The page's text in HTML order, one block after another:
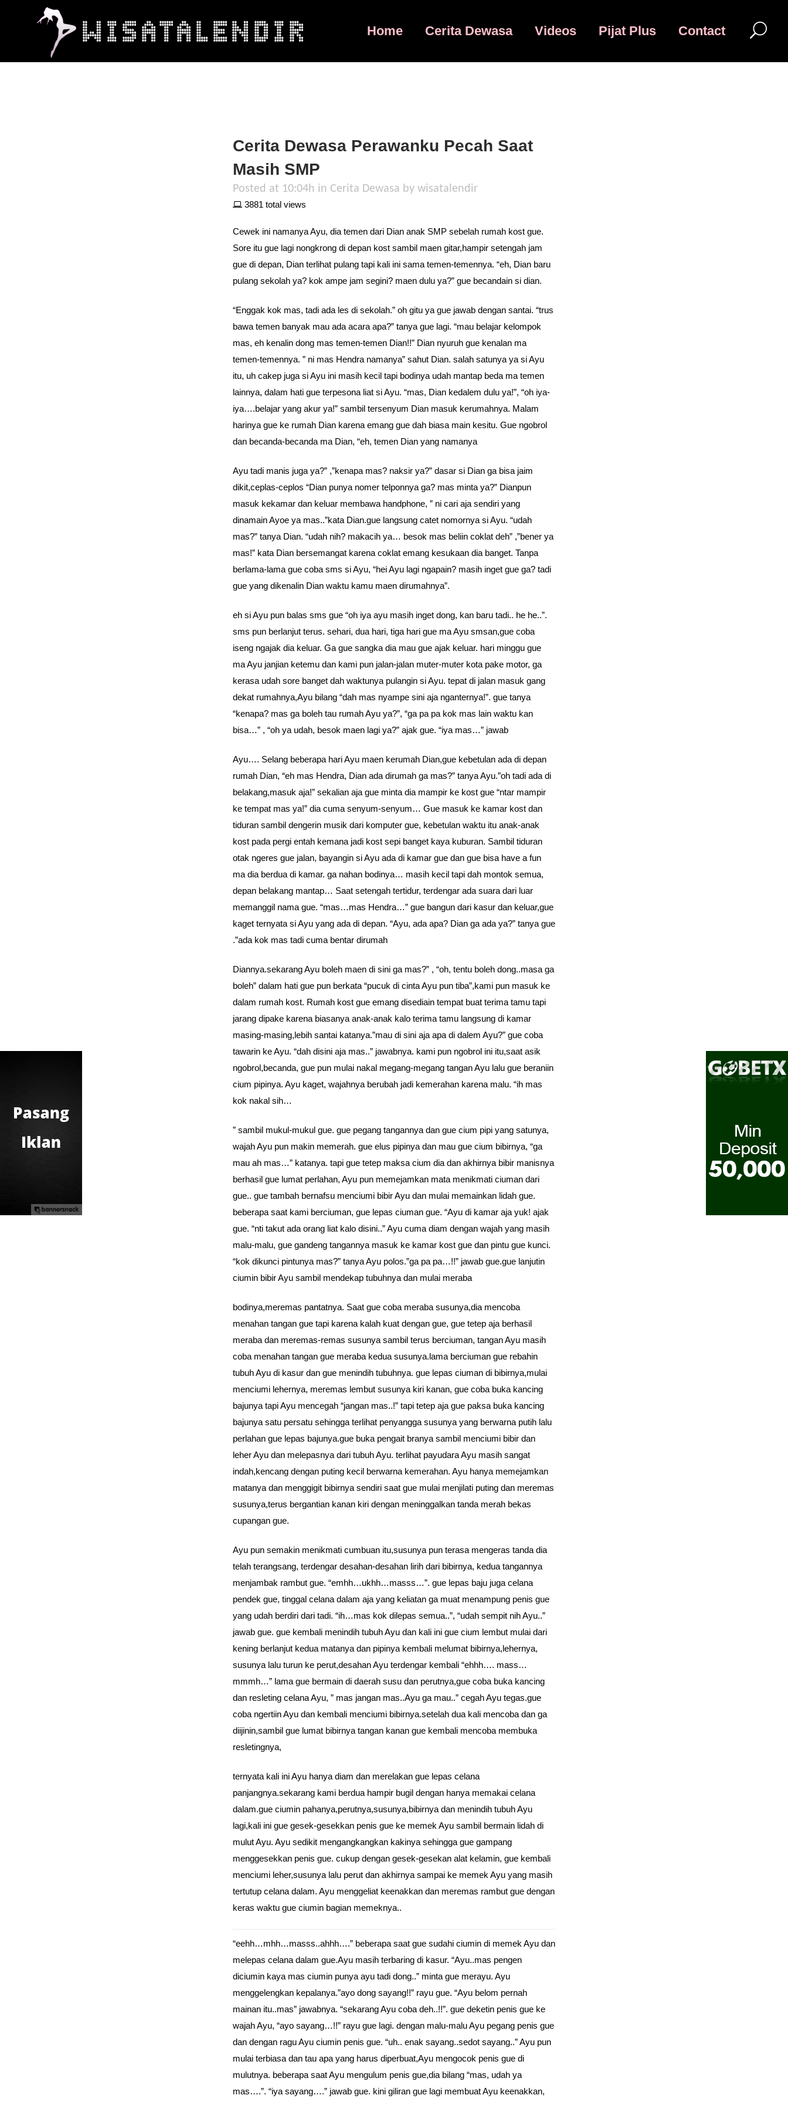
Home Cerita Dewasa Videos Pijat Plus Contact
Cerita Dewasa Perawanku Pecah Saat
Masih SMP
Posted at 10:04h in Cerita Dewasa by wisatalendir
3881 total views
Cewek ini namanya Ayu, dia temen dari Dian anak SMP sebelah rumah kost gue.
Sore itu gue lagi nongkrong di depan kost sambil maen gitar,hampir setengah jam
gue di depan, Dian terlihat pulang tapi kali ini sama temen-temennya. “eh, Dian baru
pulang sekolah ya? kok ampe jam segini? maen dulu ya?” gue becandain si dian.
“Enggak kok mas, tadi ada les di sekolah.” oh gitu ya gue jawab dengan santai. “trus
bawa temen banyak mau ada acara apa?” tanya gue lagi. “mau belajar kelompok
mas, eh kenalin dong mas temen-temen Dian!!” Dian nyuruh gue kenalan ma
temen-temennya. ” ni mas Hendra namanya” sahut Dian. salah satunya ya si Ayu
itu, uh cakep juga si Ayu ini masih kecil tapi bodinya udah mantap beda ma temen
lainnya, dalam hati gue terpesona liat si Ayu. “mas, Dian kedalem dulu ya!”, “oh iya-
iya….belajar yang akur ya!” sambil tersenyum Dian masuk kerumahnya. Malam
harinya gue ke rumah Dian karena emang gue dah biasa main kesitu. Gue ngobrol
dan becanda-becanda ma Dian, “eh, temen Dian yang namanya
Ayu tadi manis juga ya?” ,”kenapa mas? naksir ya?” dasar si Dian ga bisa jaim
dikit,ceplas-ceplos “Dian punya nomer telponnya ga? mas minta ya?” Dianpun
masuk kekamar dan keluar membawa handphone, ” ni cari aja sendiri yang
dinamain Ayoe ya mas..”kata Dian.gue langsung catet nomornya si Ayu. “udah
mas?” tanya Dian. “udah nih? makacih ya… besok mas beliin coklat deh” ,”bener ya
mas!” kata Dian bersemangat karena coklat emang kesukaan dia banget. Tanpa
berlama-lama gue coba sms si Ayu, “hei Ayu lagi ngapain? masih inget gue ga? tadi
gue yang dikenalin Dian waktu kamu maen dirumahnya”.
eh si Ayu pun balas sms gue “oh iya ayu masih inget dong, kan baru tadi.. he he..”.
sms pun berlanjut terus. sehari, dua hari, tiga hari gue ma Ayu smsan,gue coba
iseng ngajak dia keluar. Ga gue sangka dia mau gue ajak keluar. hari minggu gue
ma Ayu janjian ketemu dan kami pun jalan-jalan muter-muter kota pake motor, ga
kerasa udah sore banget dah waktunya pulangin si Ayu. tepat di jalan masuk gang
dekat rumahnya,Ayu bilang “dah mas nyampe sini aja nganternya!”. gue tanya
“kenapa? mas ga boleh tau rumah Ayu ya?”, “ga pa pa kok mas lain waktu kan
bisa…” , “oh ya udah, besok maen lagi ya?” ajak gue. “iya mas…” jawab
Ayu…. Selang beberapa hari Ayu maen kerumah Dian,gue kebetulan ada di depan
rumah Dian, “eh mas Hendra, Dian ada dirumah ga mas?” tanya Ayu.”oh tadi ada di
belakang,masuk aja!” sekalian aja gue minta dia mampir ke kost gue “ntar mampir
ke tempat mas ya!” dia cuma senyum-senyum… Gue masuk ke kamar kost dan
tiduran sambil dengerin musik dari komputer gue, kebetulan waktu itu anak-anak
kost pada pergi entah kemana jadi kost sepi banget kaya kuburan. Sambil tiduran
otak ngeres gue jalan, bayangin si Ayu ada di kamar gue dan gue bisa have a fun
ma dia berdua di kamar. ga nahan bodinya… masih kecil tapi dah montok semua,
depan belakang mantap… Saat setengah tertidur, terdengar ada suara dari luar
memanggil nama gue. “mas…mas Hendra…” gue bangun dari kasur dan keluar,gue
kaget ternyata si Ayu yang ada di depan. “Ayu, ada apa? Dian ga ada ya?” tanya gue
.”ada kok mas tadi cuma bentar dirumah
Diannya.sekarang Ayu boleh maen di sini ga mas?” , “oh, tentu boleh dong..masa ga
boleh” dalam hati gue pun berkata “pucuk di cinta Ayu pun tiba”,kami pun masuk ke
dalam rumah kost. Rumah kost gue emang disediain tempat buat terima tamu tapi
jarang dipake karena biasanya anak-anak kalo terima tamu langsung di kamar
masing-masing,lebih santai katanya.”mau di sini aja apa di dalem Ayu?” gue coba
tawarin ke Ayu. “dah disini aja mas..” jawabnya. kami pun ngobrol ini itu,saat asik
ngobrol,becanda, gue pun mulai nakal megang-megang tangan Ayu lalu gue beraniin
cium pipinya. Ayu kaget, wajahnya berubah jadi kemerahan karena malu. “ih mas
kok nakal sih…
” sambil mukul-mukul gue. gue pegang tangannya dan gue cium pipi yang satunya,
wajah Ayu pun makin memerah. gue elus pipinya dan mau gue cium bibirnya, “ga
mau ah mas…” katanya. tapi gue tetep maksa cium dia dan akhirnya bibir manisnya
berhasil gue lumat perlahan, Ayu pun memejamkan mata menikmati ciuman dari
gue.. gue tambah bernafsu menciumi bibir Ayu dan mulai memainkan lidah gue.
beberapa saat kami berciuman, gue lepas ciuman gue. “Ayu di kamar aja yuk! ajak
gue. “nti takut ada orang liat kalo disini..” Ayu cuma diam dengan wajah yang masih
malu-malu, gue gandeng tangannya masuk ke kamar kost gue dan pintu gue kunci.
“kok dikunci pintunya mas?” tanya Ayu polos.”ga pa pa…!!” jawab gue.gue lanjutin
ciumin bibir Ayu sambil mendekap tubuhnya dan mulai meraba
bodinya,meremas pantatnya. Saat gue coba meraba susunya,dia mencoba
menahan tangan gue tapi karena kalah kuat dengan gue, gue tetep aja berhasil
meraba dan meremas-remas susunya sambil terus berciuman, tangan Ayu masih
coba menahan tangan gue meraba kedua susunya.lama berciuman gue rebahin
tubuh Ayu di kasur dan gue menindih tubuhnya. gue lepas ciuman di bibirnya,mulai
menciumi lehernya, meremas lembut susunya kiri kanan, gue coba buka kancing
bajunya tapi Ayu mencegah “jangan mas..!” tapi tetep aja gue paksa buka kancing
bajunya satu persatu sehingga terlihat penyangga susunya yang berwarna putih lalu
perlahan gue lepas bajunya.gue buka pengait branya sambil menciumi bibir dan
leher Ayu dan melepasnya dari tubuh Ayu. terlihat payudara Ayu masih sangat
indah,kencang dengan puting kecil berwarna kemerahan. Ayu hanya memejamkan
matanya dan menggigit bibirnya sendiri saat gue mulai menjilati puting dan meremas
susunya,terus bergantian kanan kiri dengan meninggalkan tanda merah bekas
cupangan gue.
Ayu pun semakin menikmati cumbuan itu,susunya pun terasa mengeras tanda dia
telah terangsang, terdengar desahan-desahan lirih dari bibirnya, kedua tangannya
menjambak rambut gue. “emhh…ukhh…masss…”. gue lepas baju juga celana
pendek gue, tinggal celana dalam aja yang keliatan ga muat menampung penis gue
yang udah berdiri dari tadi. “ih…mas kok dilepas semua..”, “udah sempit nih Ayu..”
jawab gue. gue kembali menindih tubuh Ayu dan kali ini gue cium lembut mulai dari
kening berlanjut kedua matanya dan pipinya kembali melumat bibirnya,lehernya,
susunya lalu turun ke perut,desahan Ayu terdengar kembali “ehhh…. mass…
mmmh…” lama gue bermain di daerah susu dan perutnya,gue coba buka kancing
dan resleting celana Ayu, ” mas jangan mas..Ayu ga mau..” cegah Ayu tegas.gue
coba ngertiin Ayu dan kembali menciumi bibirnya.setelah dua kali mencoba dan ga
diijinin,sambil gue lumat bibirnya tangan kanan gue kembali mencoba membuka
resletingnya,
ternyata kali ini Ayu hanya diam dan merelakan gue lepas celana
panjangnya.sekarang kami berdua hampir bugil dengan hanya memakai celana
dalam.gue ciumin pahanya,perutnya,susunya,bibirnya dan menindih tubuh Ayu
lagi,kali ini gue gesek-gesekkan penis gue ke memek Ayu sambil bermain lidah di
mulut Ayu. Ayu sedikit mengangkangkan kakinya sehingga gue gampang
menggesekkan penis gue. cukup dengan gesek-gesekan alat kelamin, gue kembali
menciumi leher,susunya lalu perut dan akhirnya sampai ke memek Ayu yang masih
tertutup celana dalam. Ayu menggeliat keenakkan dan meremas rambut gue dengan
keras waktu gue ciumin bagian memeknya..
“eehh…mhh…masss..ahhh….” beberapa saat gue sudahi ciumin di memek Ayu dan
melepas celana dalam gue.Ayu masih terbaring di kasur. “Ayu..mas pengen
diciumin kaya mas ciumin punya ayu tadi dong..” minta gue merayu. Ayu
menggelengkan kepalanya.”ayo dong sayang!!” rayu gue. “Ayu belom pernah
mainan itu..mas” jawabnya. “sekarang Ayu coba deh..!!”. gue deketin penis gue ke
wajah Ayu, “ayo sayang…!!” rayu gue lagi. dengan malu-malu Ayu pegang penis gue
dan dengan ragu Ayu ciumin penis gue. “uh.. enak sayang..sedot sayang..” Ayu pun
mulai terbiasa dan tau apa yang harus diperbuat,Ayu mengocok penis gue di
mulutnya. beberapa saat Ayu mengulum penis gue,dia bilang “mas, udah ya
mas….”. “iya sayang….” jawab gue. kini giliran gue lagi membuat Ayu keenakkan,